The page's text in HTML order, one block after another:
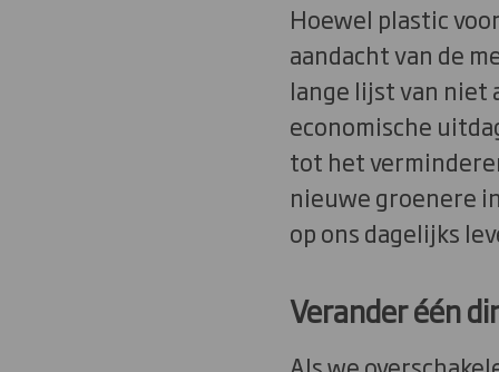
Hoewel plastic
aandacht van de
lange lijst van niet
economische
tot het
nieuwe groenere
op ons dagelijks
Verander één